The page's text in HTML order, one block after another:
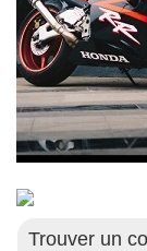
Trouver un